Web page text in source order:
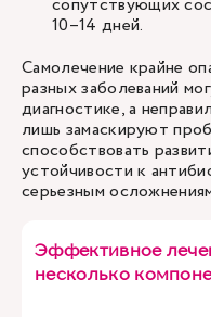
10–14 дней.
Самолечение крайне
разных заболеваний
диагностике, а
лишь замаскируют
способствовать
устойчивости к
серьезным
Эффективное
несколько